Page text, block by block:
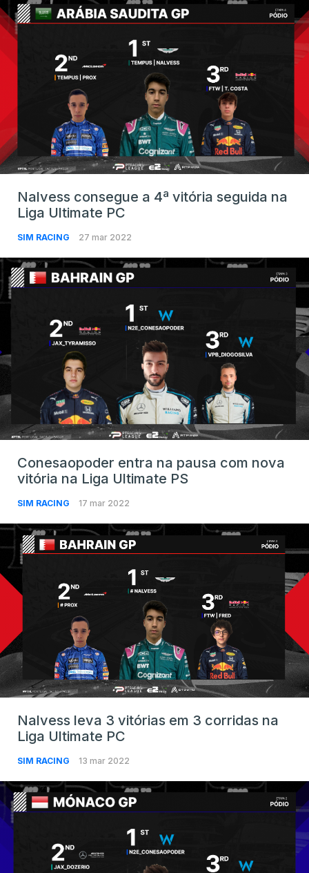
Nalvess consegue a 4ª vitória seguida na
Liga Ultimate PC
SIM RACING 27 mar 2022
Conesaopoder entra na pausa com nova
vitória na Liga Ultimate PS
SIM RACING 17 mar 2022
Nalvess leva 3 vitórias em 3 corridas na
Liga Ultimate PC
SIM RACING 13 mar 2022